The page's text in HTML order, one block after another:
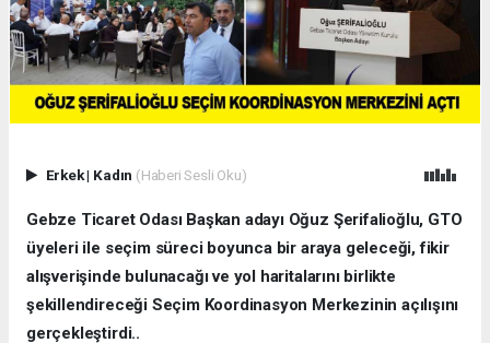
Erkek| Kadın (Haberi Sesli Oku)
Gebze Ticaret Odası Başkan adayı Oğuz Şerifalioğlu, GTO
üyeleri ile seçim süreci boyunca bir araya geleceği, fikir
alışverişinde bulunacağı ve yol haritalarını birlikte
şekillendireceği Seçim Koordinasyon Merkezinin açılışını
gerçekleştirdi..